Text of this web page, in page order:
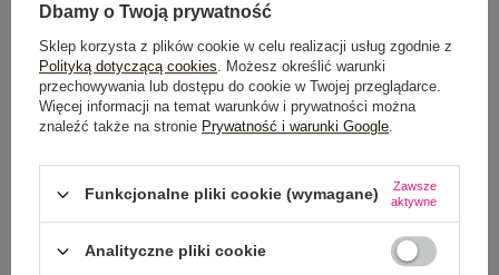
Najniższa cena z 30 dni:
Dbamy o Twoją prywatność
Sklep korzysta z plików cookie w celu realizacji usług zgodnie z
Polityką dotyczącą cookies. Możesz określić warunki
przechowywania lub dostępu do cookie w Twojej przeglądarce.
Więcej informacji na temat warunków i prywatności można
znaleźć także na stronie Prywatność i warunki Google.
Funkcjonalne pliki cookie (wymagane)
Zawsze
aktywne
Analityczne pliki cookie